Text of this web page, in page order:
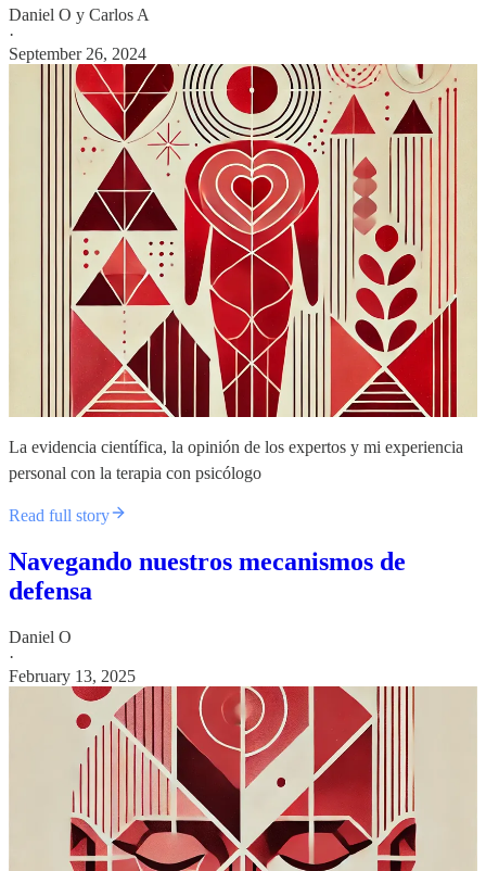
Daniel O y Carlos A
·
September 26, 2024
La evidencia científica, la opinión de los expertos y mi experiencia
personal con la terapia con psicólogo
Read full story
Navegando nuestros mecanismos de
defensa
Daniel O
·
February 13, 2025